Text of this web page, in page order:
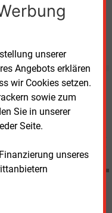
unserer
Angebots erklären
wir Cookies setzen.
sowie zum
Sie in unserer
Seite.
unseres
mit dem Ausbau der
sprach E&M mit dem
Freitag, 21.02.2020, 13:33
Aurich kann
Der Rat der Stadt hat für
die die Kommune im Jahr
und